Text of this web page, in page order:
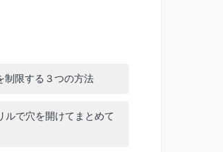
制限する３つの方法
ルで穴を開けてまとめて